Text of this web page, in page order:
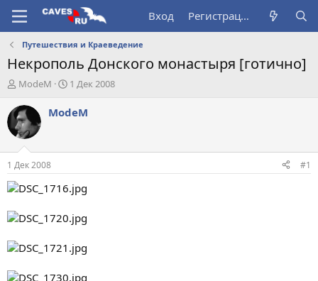
Вход Регистрация
Путешествия и Краеведение
Некрополь Донского монастыря [готично]
А
т
о
р
т
е
м
ы
ModeM
Д
т
а
л
а
1 Дек 2008
ModeM
1 Дек 2008 #1